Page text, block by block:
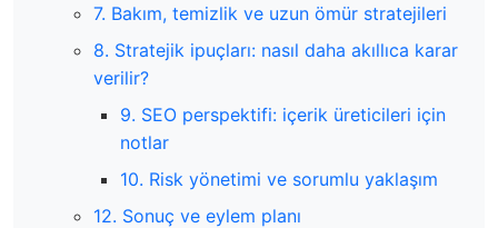
7. Bakım, temizlik ve uzun ömür stratejileri
8. Stratejik ipuçları: nasıl daha akıllıca karar
verilir?
9. SEO perspektifi: içerik üreticileri için
notlar
10. Risk yönetimi ve sorumlu yaklaşım
12. Sonuç ve eylem planı